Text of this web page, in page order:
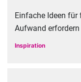
Einfache Ideen für
Aufwand erfordern
Inspiration